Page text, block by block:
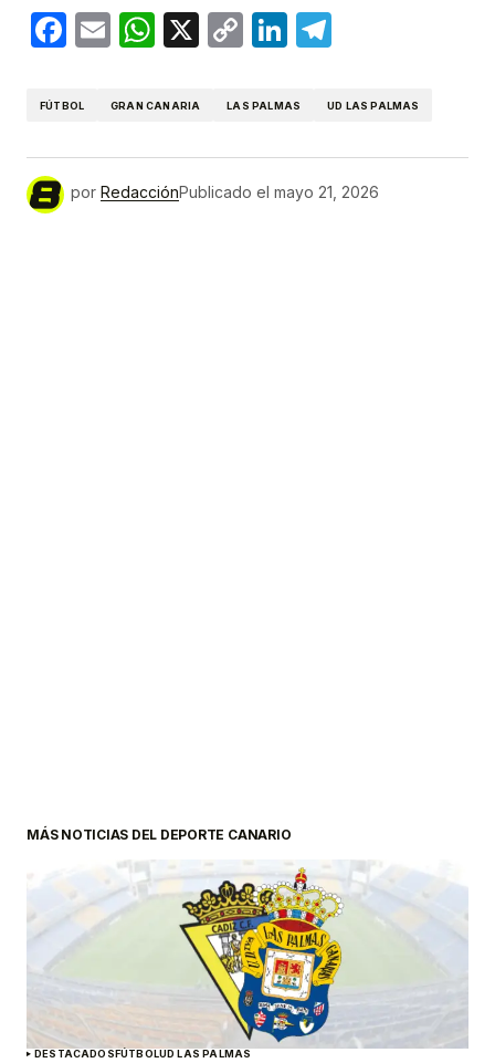
Facebook
EmailWhatsApp
X
CopyLinkedIn
FÚTBOL GRAN CANARIA LAS PALMAS UD LAS PALMAS
por RedacciónPublicado el mayo 21, 2026
MÁS NOTICIAS DEL DEPORTE CANARIO
DESTACADOSFÚTBOLUD LAS PALMAS